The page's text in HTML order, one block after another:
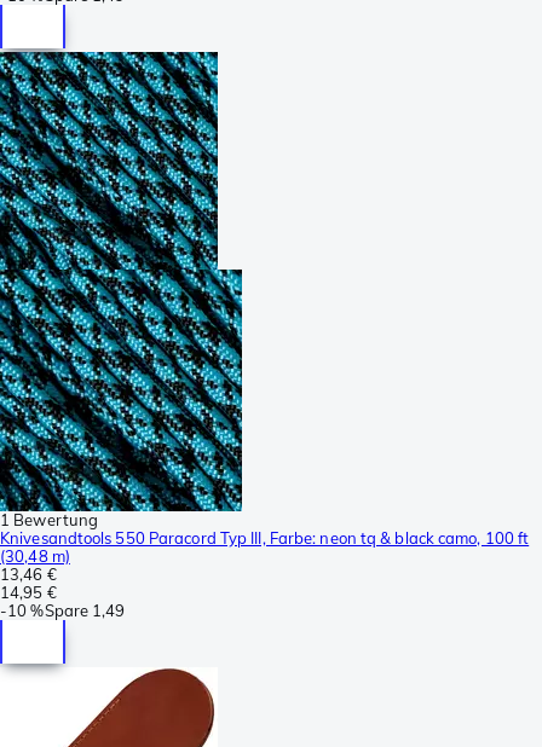
1 Bewertung
Knivesandtools 550 Paracord Typ III, Farbe: neon tq & black camo, 100 ft
(30,48 m)
13,46 €
14,95 €
-10 %Spare 1,49